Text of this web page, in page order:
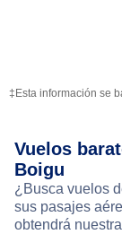
‡Esta información se
Vuelos
Boigu
¿Busca vuelos
sus pasajes
obtendrá